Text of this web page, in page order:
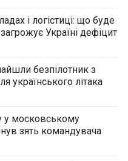
і логістиці: що буде
Україні дефіцит
безпілотник з
українського літака
у московському
зять командувача